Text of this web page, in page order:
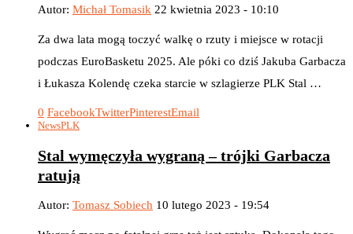
Autor: Michał Tomasik 22 kwietnia 2023 - 10:10
Za dwa lata mogą toczyć walkę o rzuty i miejsce w rotacji
podczas EuroBasketu 2025. Ale póki co dziś Jakuba Garbacza
i Łukasza Kolendę czeka starcie w szlagierze PLK Stal …
0 FacebookTwitterPinterestEmail
NewsPLK
Stal wymęczyła wygraną – trójki Garbacza
ratują
Autor: Tomasz Sobiech 10 lutego 2023 - 19:54